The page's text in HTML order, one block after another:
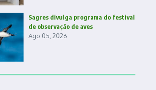
Sagres divulga programa do festival
de observação de aves
Ago 05, 2026